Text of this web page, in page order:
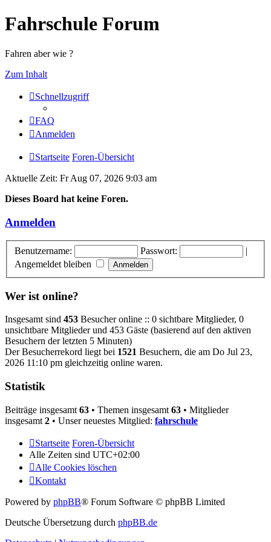
Fahrschule Forum
Fahren aber wie ?
Zum Inhalt
Schnellzugriff
FAQ
Anmelden
Startseite Foren-Übersicht
Aktuelle Zeit: Fr Aug 07, 2026 9:03 am
Dieses Board hat keine Foren.
Anmelden
Benutzername: Passwort:
|
Angemeldet bleiben
Wer ist online?
Insgesamt sind 453 Besucher online :: 0 sichtbare Mitglieder, 0
unsichtbare Mitglieder und 453 Gäste (basierend auf den aktiven
Besuchern der letzten 5 Minuten)
Der Besucherrekord liegt bei 1521 Besuchern, die am Do Jul 23,
2026 11:10 pm gleichzeitig online waren.
Statistik
Beiträge insgesamt 63 • Themen insgesamt 63 • Mitglieder
insgesamt 2 • Unser neuestes Mitglied: fahrschule
Startseite Foren-Übersicht
Alle Zeiten sind UTC+02:00
Alle Cookies löschen
Kontakt
Powered by phpBB® Forum Software © phpBB Limited
Deutsche Übersetzung durch phpBB.de